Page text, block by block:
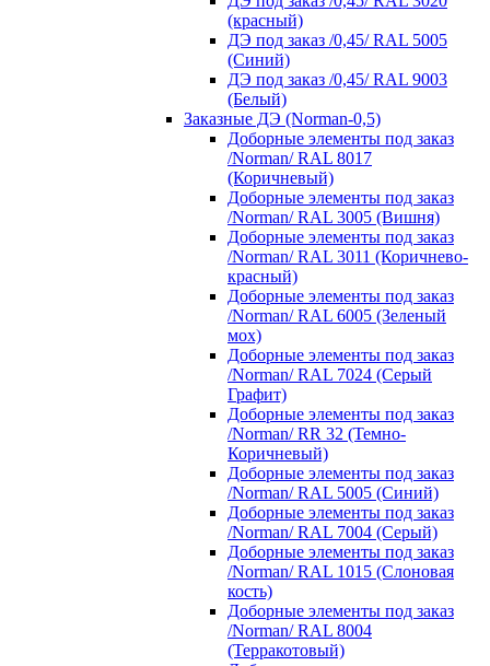
(красный)
ДЭ под заказ /0,45/ RAL 5005
(Синий)
ДЭ под заказ /0,45/ RAL 9003
(Белый)
Заказные ДЭ (Norman-0,5)
Доборные элементы под заказ
/Norman/ RAL 8017
(Коричневый)
Доборные элементы под заказ
/Norman/ RAL 3005 (Вишня)
Доборные элементы под заказ
/Norman/ RAL 3011 (Коричнево-
красный)
Доборные элементы под заказ
/Norman/ RAL 6005 (Зеленый
мох)
Доборные элементы под заказ
/Norman/ RAL 7024 (Серый
Графит)
Доборные элементы под заказ
/Norman/ RR 32 (Темно-
Коричневый)
Доборные элементы под заказ
/Norman/ RAL 5005 (Синий)
Доборные элементы под заказ
/Norman/ RAL 7004 (Серый)
Доборные элементы под заказ
/Norman/ RAL 1015 (Слоновая
кость)
Доборные элементы под заказ
/Norman/ RAL 8004
(Терракотовый)